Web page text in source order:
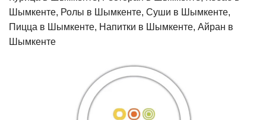
Шымкенте, Ролы в Шымкенте, Суши в Шымкенте,
Пицца в Шымкенте, Напитки в Шымкенте, Айран в
Шымкенте